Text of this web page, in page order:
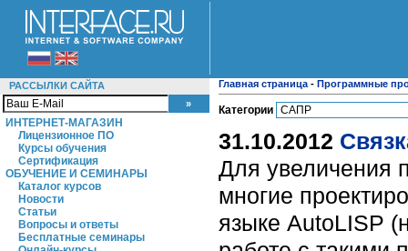
РАССЫЛКИ САЙТА
ИНТЕРНЕТ-МАГАЗИН
Лицензионное ПО
Курсы обучения
Сертификация
ОБУЧЕНИЕ И СЕМИНАРЫ
Каталог курсов
Новости
Статьи
Вопросы и ответы
Бесплатные семинары
Главная страница - Программные
Категории
31.10.2012
Для увеличения
многие
языке AutoLISP